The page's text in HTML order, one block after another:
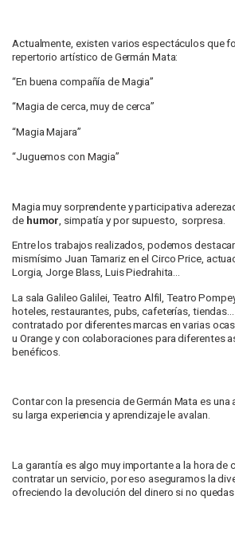
Actualmente, existen varios espectáculos que
repertorio artístico de Germán Mata:
“En buena compañía de Magia”
“Magia de cerca, muy de cerca”
“Magia Majara”
“Juguemos con Magia”
Magia muy sorprendente y participativa
de humor , simpatía y por supuesto, sorpresa.
Entre los trabajos realizados, podemos
mismísimo Juan Tamariz en el Circo Price,
Lorgia, Jorge Blass, Luis Piedrahita...
La sala Galileo Galilei, Teatro Alfil, Teatro
hoteles, restaurantes, pubs, cafeterías,
contratado por diferentes marcas en varias
u Orange y con colaboraciones para diferentes
benéficos.
Contar con la presencia de Germán Mata es una
su larga experiencia y aprendizaje le avalan.
La garantía es algo muy importante a la hora de
contratar un servicio, por eso aseguramos la
ofreciendo la devolución del dinero si no